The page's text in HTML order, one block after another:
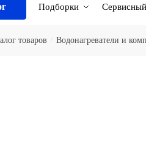
Подборки
товаров Водонагреватели и